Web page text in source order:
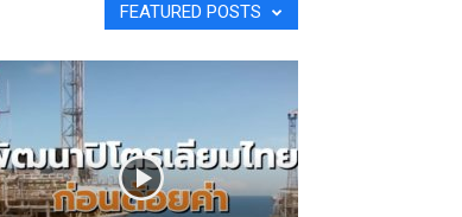
FEATURED POSTS